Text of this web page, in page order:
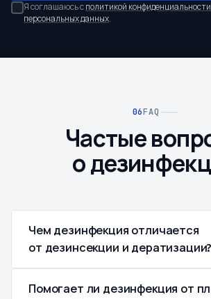
Я соглашаюсь сполитикой конфиденциальности
персональных данных.
FAQ
Частые
о
Чем дезинфекция отличается
от дезинсекции и дератизации?
Помогает ли дезинфекция от